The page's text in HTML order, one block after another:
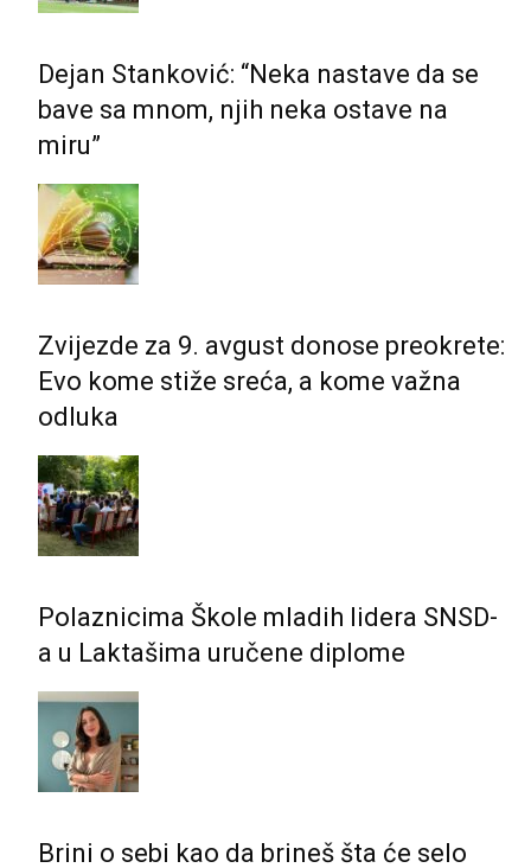
Dejan Stanković: “Neka nastave da se
bave sa mnom, njih neka ostave na
miru”
Zvijezde za 9. avgust donose preokrete:
Evo kome stiže sreća, a kome važna
odluka
Polaznicima Škole mladih lidera SNSD-
a u Laktašima uručene diplome
Brini o sebi kao da brineš šta će selo